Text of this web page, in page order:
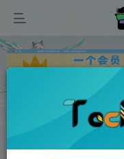
广告
维修资料 兄弟
兄弟/激光一体机DCP-
此内容为付费资源，请付费